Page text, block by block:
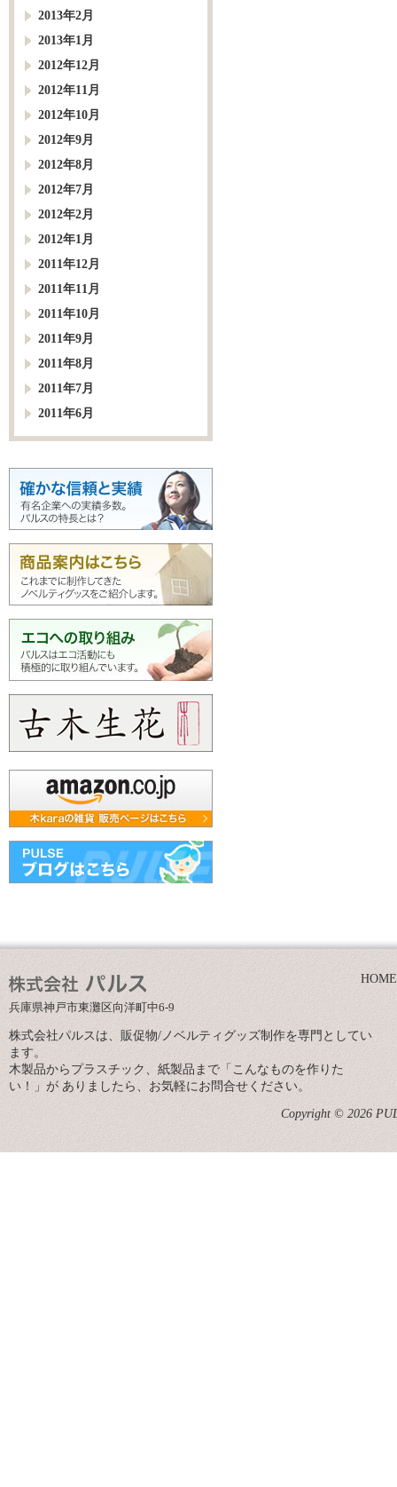
2013年2月
2013年1月
2012年12月
2012年11月
2012年10月
2012年9月
2012年8月
2012年7月
2012年2月
2012年1月
2011年12月
2011年11月
2011年10月
2011年9月
2011年8月
2011年7月
2011年6月
兵庫県神戸市東灘区向洋町中6-9
HOME
株式会社パルスは、販促物/ノベルティグッズ制作を専門としてい
ます。
木製品からプラスチック、紙製品まで「こんなものを作りた
い！」が ありましたら、お気軽にお問合せください。
Copyright © 2026